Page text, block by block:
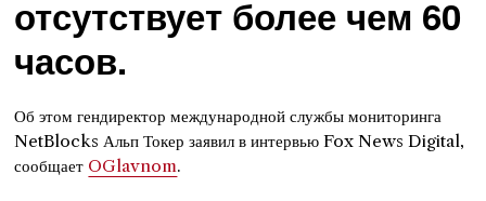
отсутствует более чем 60
часов.
Об этом гендиректор международной службы мониторинга
NetBlocks Альп Токер заявил в интервью Fox News Digital,
сообщает OGlavnom.